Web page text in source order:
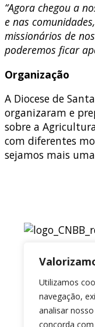
Utilizamos
navegação,
analisar
concorda
“Agora chegou a
e nas
missionários de
poderemos ficar
Organização
A Diocese de
organizaram e
sobre a
com diferentes
sejamos mais uma